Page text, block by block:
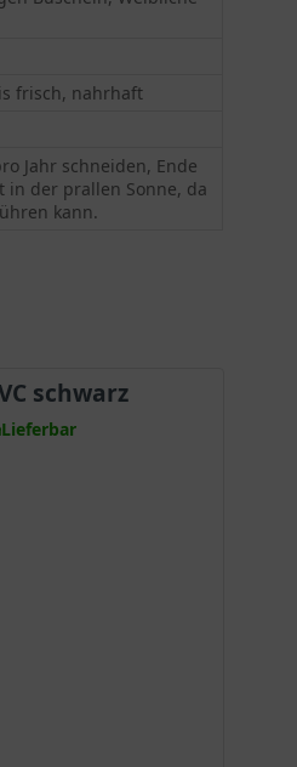
frisch, nahrhaft
Jahr schneiden, Ende
in der prallen Sonne, da
kann.
schwarz
Lieferbar